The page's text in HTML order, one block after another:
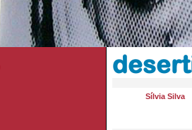
Sílvia Silva